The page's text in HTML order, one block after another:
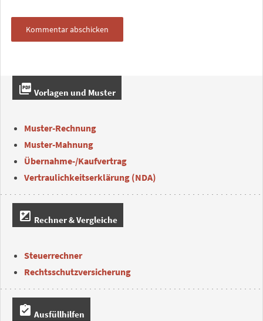
picture_as_pdf Vorlagen und Muster
Muster-Rechnung
Muster-Mahnung
Übernahme-/Kaufvertrag
Vertraulichkeitserklärung (NDA)
iso Rechner & Vergleiche
Steuerrechner
Rechtsschutzversicherung
assignment_turned_in Ausfüllhilfen